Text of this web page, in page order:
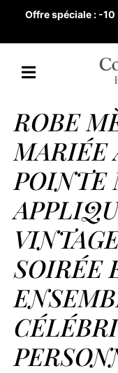
Offre spéciale : -
ROBE
MARIÉE
POINTE
SOIRÉE